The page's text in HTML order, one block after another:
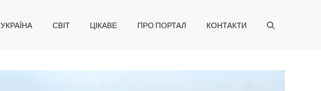
УКРАЇНА СВІТ ЦІКАВЕ ПРО ПОРТАЛ КОНТАКТИ